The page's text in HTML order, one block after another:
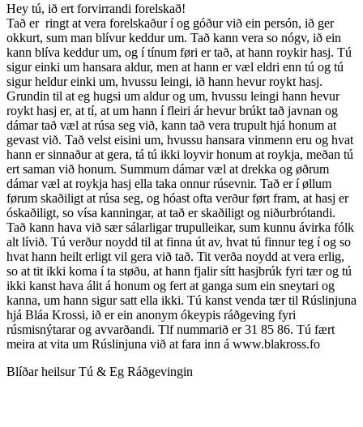
Hey tú, ið ert forvirrandi forelskað!
Tað er ringt at vera forelskaður í og góður við ein persón, ið ger
okkurt, sum man blívur keddur um. Tað kann vera so nógv, ið ein
kann blíva keddur um, og í tínum føri er tað, at hann roykir hasj. Tú
sigur einki um hansara aldur, men at hann er væl eldri enn tú og tú
sigur heldur einki um, hvussu leingi, ið hann hevur roykt hasj.
Grundin til at eg hugsi um aldur og um, hvussu leingi hann hevur
roykt hasj er, at tí, at um hann í fleiri ár hevur brúkt tað javnan og
dámar tað væl at rúsa seg við, kann tað vera trupult hjá honum at
gevast við. Tað velst eisini um, hvussu hansara vinmenn eru og hvat
hann er sinnaður at gera, tá tú ikki loyvir honum at roykja, meðan tú
ert saman við honum. Summum dámar væl at drekka og øðrum
dámar væl at roykja hasj ella taka onnur rúsevnir. Tað er í øllum
førum skaðiligt at rúsa seg, og hóast ofta verður ført fram, at hasj er
óskaðiligt, so vísa kanningar, at tað er skaðiligt og niðurbrótandi.
Tað kann hava við sær sálarligar trupulleikar, sum kunnu ávirka fólk
alt lívið. Tú verður noydd til at finna út av, hvat tú finnur teg í og so
hvat hann heilt erligt vil gera við tað. Tit verða noydd at vera erlig,
so at tit ikki koma í ta støðu, at hann fjalir sítt hasjbrúk fyri tær og tú
ikki kanst hava álit á honum og fert at ganga sum ein sneytari og
kanna, um hann sigur satt ella ikki. Tú kanst venda tær til Rúslinjuna
hjá Bláa Krossi, ið er ein anonym ókeypis ráðgeving fyri
rúsmisnýtarar og avvarðandi. Tlf nummarið er 31 85 86. Tú fært
meira at vita um Rúslinjuna við at fara inn á www.blakross.fo
Blíðar heilsur Tú & Eg Ráðgevingin